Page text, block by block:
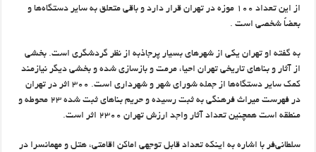
از این تعداد ۱۰۰ موزه در تهران قرار دارد و باقی متعلق به سایر دستگاه‌ها و
بعضاً شخصی است .
به گفته او تهران یکی از شهرهای بسیار پرجاذبه از نظر گردشگری است. بخشی
از آثار و بناهای تاریخی تهران احیا، مرمت و بازسازی شده و بخشی دیگر نیازمند
کمک سایر دستگاه‌ها از جمله شورای شهر و شهرداری است. ۳۰۰ اثر در تهران
در فهرست میراث فرهنگی به ثبت رسیده و حریم بناهای ثبت شده ۲۳ محوطه و
منطقه است همچنین تعداد آثار واجد ارزش تهران ۲۳۰۰ اثر است.
سلطانی‌فر با اشاره به اینکه تعداد قابل توجهی اماکن اقامتی، هتل و مهمانسرا در